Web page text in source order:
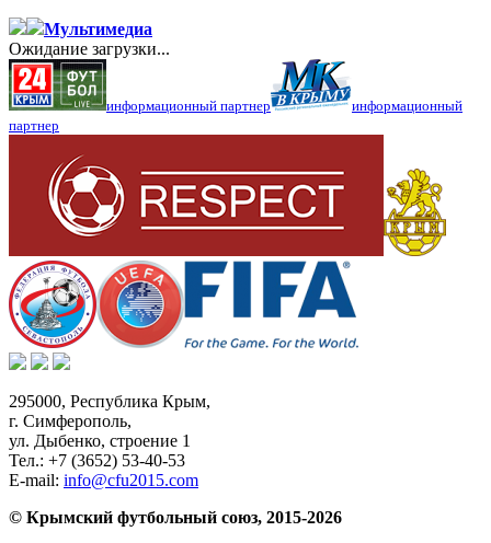
Мультимедиа
Ожидание загрузки...
информационный партнер
информационный
партнер
295000, Республика Крым,
г. Симферополь,
ул. Дыбенко, строение 1
Тел.: +7 (3652) 53-40-53
E-mail: info@cfu2015.com
© Крымский футбольный союз, 2015-2026